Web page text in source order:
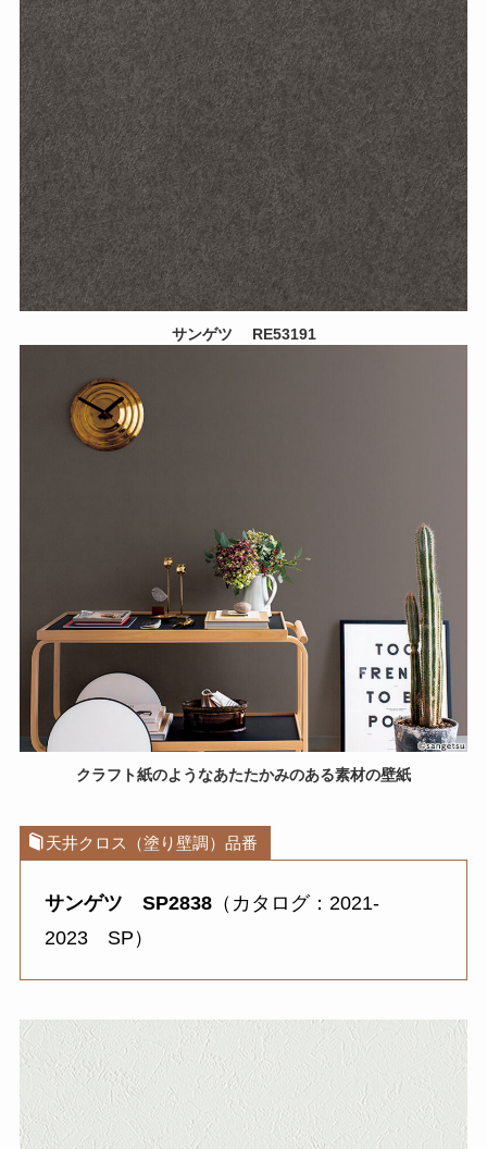
サンゲツ RE53191
クラフト紙のようなあたたかみのある素材の壁紙
天井クロス（塗り壁調）品番
サンゲツ SP2838 （カタログ：2021-
2023 SP）